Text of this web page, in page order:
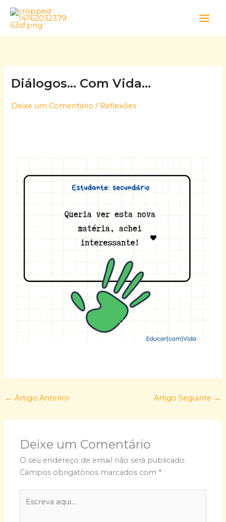
Skip
content
Diálogos… Com Vida…
Deixe um Comentário / Reflexões
← Artigo Anterior Artigo Seguinte →
Deixe um Comentário
O seu endereço de email não será publicado.
Campos obrigatórios marcados com *
aqui...